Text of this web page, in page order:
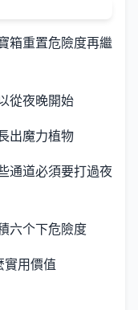
箱重置危險度再繼
從夜晚開始
出魔力植物
通道必須要打過夜
六个下危險度
實用價值